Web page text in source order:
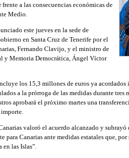
frente a las consecuencias económicas de
Medio.
este jueves en la sede de
en Santa Cruz de Tenerife por el
Fernando Clavijo, y el ministro de
y Memoria Democrática, Ángel Víctor
los 15,3 millones de euros ya
a la prórroga de las medidas durante tres
aprobará el próximo martes una
importe.
valoró el acuerdo alcanzado y subrayó
para Canarias ante medidas estatales que,
las Islas”.